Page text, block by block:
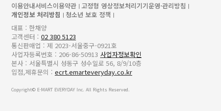
이용안내서비스이용약관 고정형 영상정보처리기기운영·관리방침
개인정보 처리방침
청소년 보호 정책
대표 : 한채양
고객센터 : 02 380 5123
통신판매업 : 제 2023-서울중구-0921호
사업자등록번호 : 206-86-50913 사업자정보확인
본사 : 서울특별시 성동구 성수일로 56, 8/9/10층
입점,제휴문의 : ecrt.emarteveryday.co.kr
Copyright© E-MART EVERYDAY Inc. All Rights Reserved.